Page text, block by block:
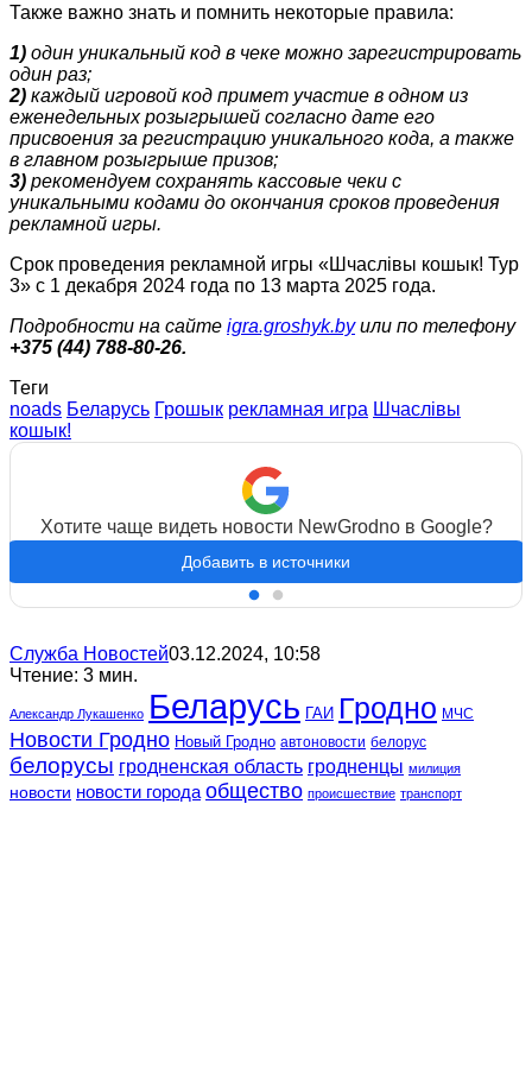
Также важно знать и помнить некоторые правила:
1) один уникальный код в чеке можно зарегистрировать
один раз;
2) каждый игровой код примет участие в одном из
еженедельных розыгрышей согласно дате его
присвоения за регистрацию уникального кода, а также
в главном розыгрыше призов;
3) рекомендуем сохранять кассовые чеки с
уникальными кодами до окончания сроков проведения
рекламной игры.
Срок проведения рекламной игры «Шчаслiвы кошык! Тур
3» с 1 декабря 2024 года по 13 марта 2025 года.
Подробности на сайте igra.groshyk.byили по телефону
+375 (44) 788-80-26.
Теги
noads Беларусь Грошык рекламная игра Шчаслiвы
кошык!
Хотите чаще видеть новости NewGrodno в Google?
Добавить в источники
Служба Новостей03.12.2024, 10:58
Чтение: 3 мин.
Александр Лукашенко Беларусь ГАИ Гродно МЧС
Новости Гродно Новый Гродно автоновости белорус
белорусы гродненская область гродненцы милиция
новости новости города общество происшествие транспорт